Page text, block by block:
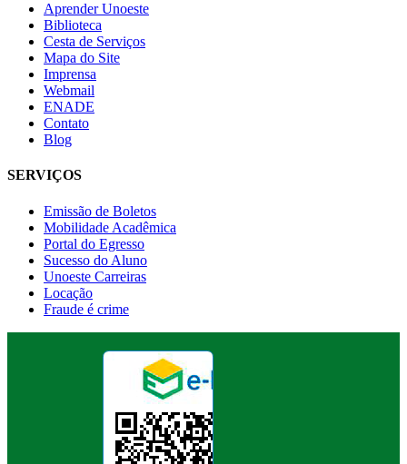
Aprender Unoeste
Biblioteca
Cesta de Serviços
Mapa do Site
Imprensa
Webmail
ENADE
Contato
Blog
SERVIÇOS
Emissão de Boletos
Mobilidade Acadêmica
Portal do Egresso
Sucesso do Aluno
Unoeste Carreiras
Locação
Fraude é crime